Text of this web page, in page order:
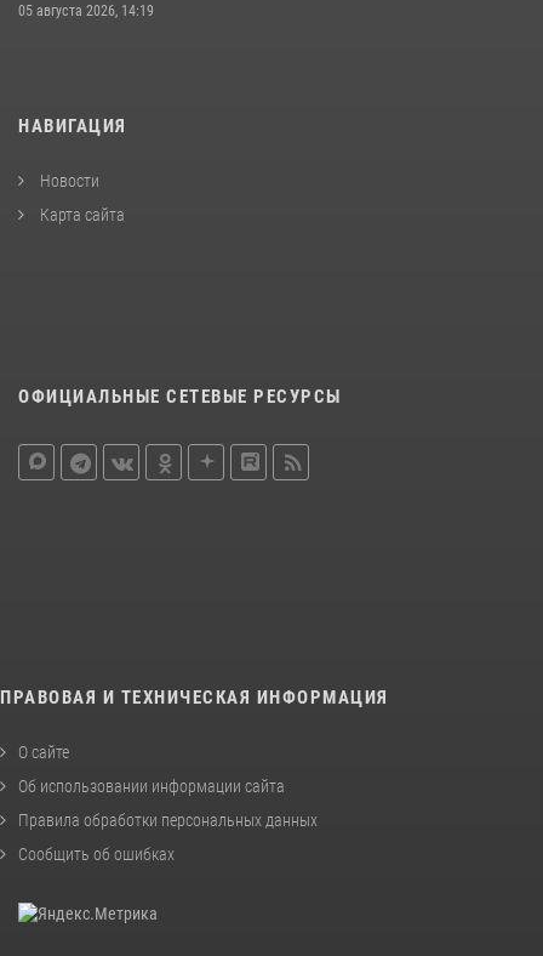
05 августа 2026, 14:19
НАВИГАЦИЯ
Новости
Карта сайта
ОФИЦИАЛЬНЫЕ СЕТЕВЫЕ РЕСУРСЫ
ПРАВОВАЯ И ТЕХНИЧЕСКАЯ ИНФОРМАЦИЯ
О сайте
Об использовании информации сайта
Правила обработки персональных данных
Сообщить об ошибках